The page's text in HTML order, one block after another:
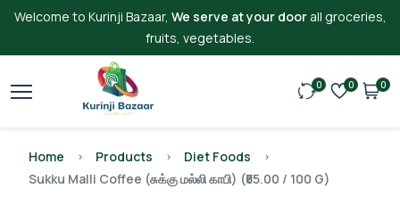
Welcome to Kurinji Bazaar, We serve at your doorall groceries,
fruits, vegetables.
0 0 0
Home Products
Diet Foods
Sukku Malli Coffee (சுக்கு மல்லி காபி) (₹55.00 / 100 G)